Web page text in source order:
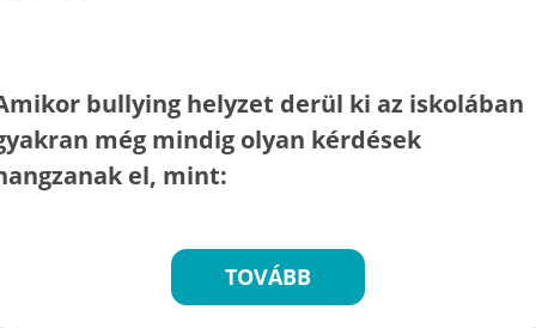
bullying helyzet derül ki az iskolában
még mindig olyan kérdések
el, mint:
TOVÁBB